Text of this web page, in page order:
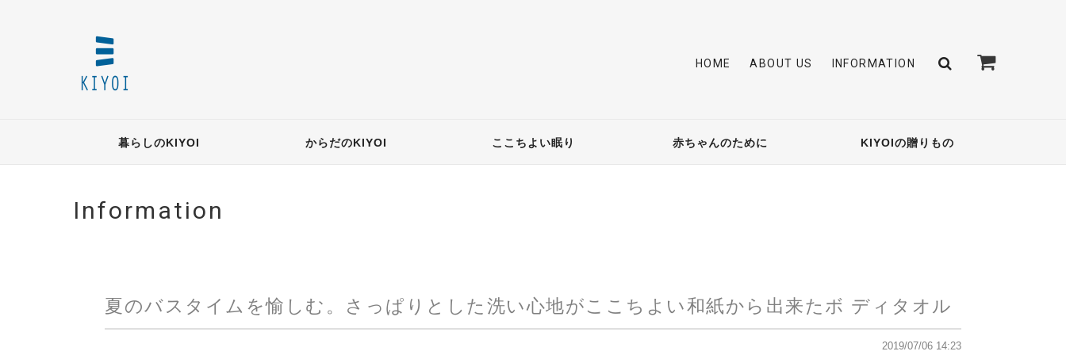
HOME ABOUT US INFORMATION
暮らしのKIYOI からだのKIYOI ここちよい眠り 赤ちゃんのために KIYOIの贈りもの
Information
夏のバスタイムを愉しむ。さっぱりとした洗い心地がここちよい和紙から出来たボ ディタオル
2019/07/06 14:23